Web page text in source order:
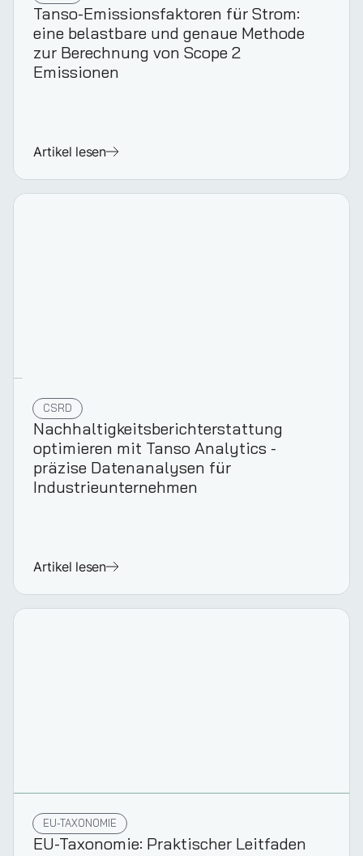
Tanso-Emissionsfaktoren für Strom:
eine belastbare und genaue Methode
zur Berechnung von Scope 2
Emissionen
Artikel lesen
CSRD
Nach­haltigkeits­berichter­stat­tung
optimieren mit Tanso Analytics -
präzise Datenanalysen für
Industrieun­ternehmen
Artikel lesen
EU-TAXONOMIE
EU-Taxonomie: Praktischer Leitfaden